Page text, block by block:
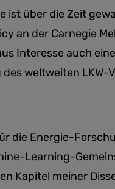
ist über die Zeit
an der Carnegie
Interesse auch
weltweiten LKW-
die Energie-
Learning-
Kapitel meiner